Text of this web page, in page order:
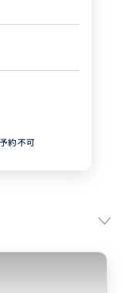
予約不可